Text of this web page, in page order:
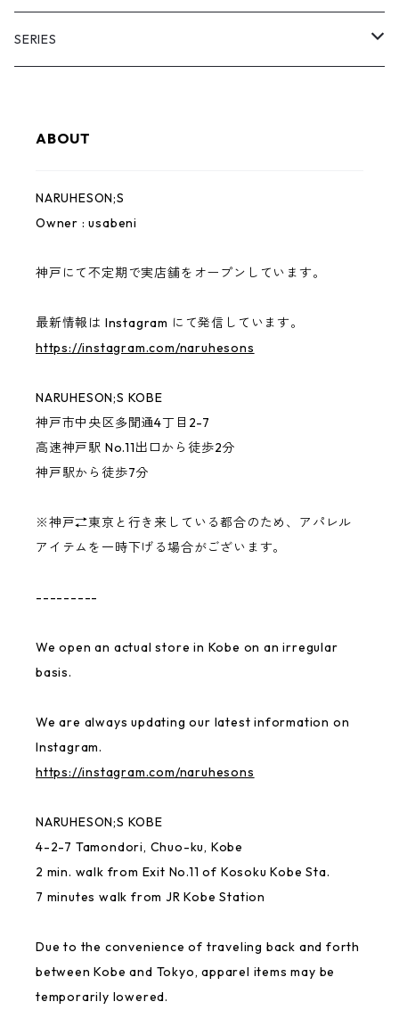
Shirts
Cap
Hoodie
コラボ
FRUN FRIN FRIENDS
Key Holder
Pouch
Sticker
SERIES
Bridge Logo
小磯竜也 × NARUHESON;S
other
benihouse
Ken Kagami
MAYU BENINGO
Thai
ABOUT
NARUHESON;S
Owner : usabeni
神戸にて不定期で実店舗をオープンしています。
最新情報は Instagram にて発信しています。
https://instagram.com/naruhesons
NARUHESON;S KOBE
神戸市中央区多聞通4丁目2-7
高速神戸駅 No.11出口から徒歩2分
神戸駅から徒歩7分
※神戸⇄東京と行き来している都合のため、アパレル
アイテムを一時下げる場合がございます。
---------
We open an actual store in Kobe on an irregular
basis.
We are always updating our latest information on
Instagram.
https://instagram.com/naruhesons
NARUHESON;S KOBE
4-2-7 Tamondori, Chuo-ku, Kobe
2 min. walk from Exit No.11 of Kosoku Kobe Sta.
7 minutes walk from JR Kobe Station
Due to the convenience of traveling back and forth
between Kobe and Tokyo, apparel items may be
temporarily lowered.